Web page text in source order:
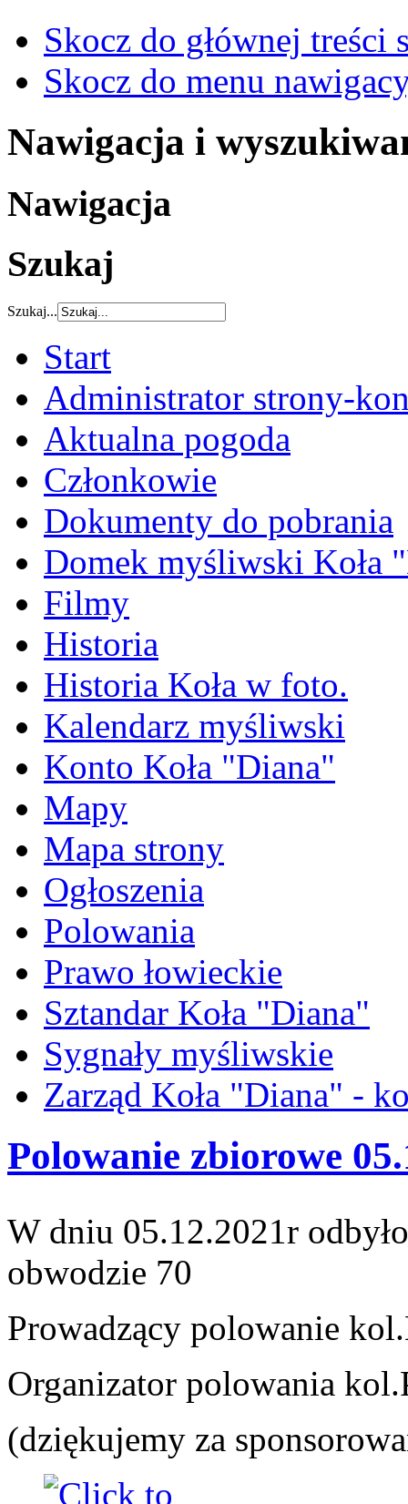
Skocz do głównej treści
Skocz do menu
Nawigacja i
Nawigacja
Szukaj
Szukaj...
Start
Administrator strony-
Aktualna pogoda
Członkowie
Dokumenty do pobrania
Domek myśliwski Koła
Filmy
Historia
Historia Koła w foto.
Kalendarz myśliwski
Konto Koła "Diana"
Mapy
Mapa strony
Ogłoszenia
Polowania
Prawo łowieckie
Sztandar Koła "Diana"
Sygnały myśliwskie
Zarząd Koła "Diana" -
Polowanie zbiorowe
W dniu 05.12.2021r
obwodzie 70
Prowadzący polowanie
Organizator polowania
(dziękujemy za